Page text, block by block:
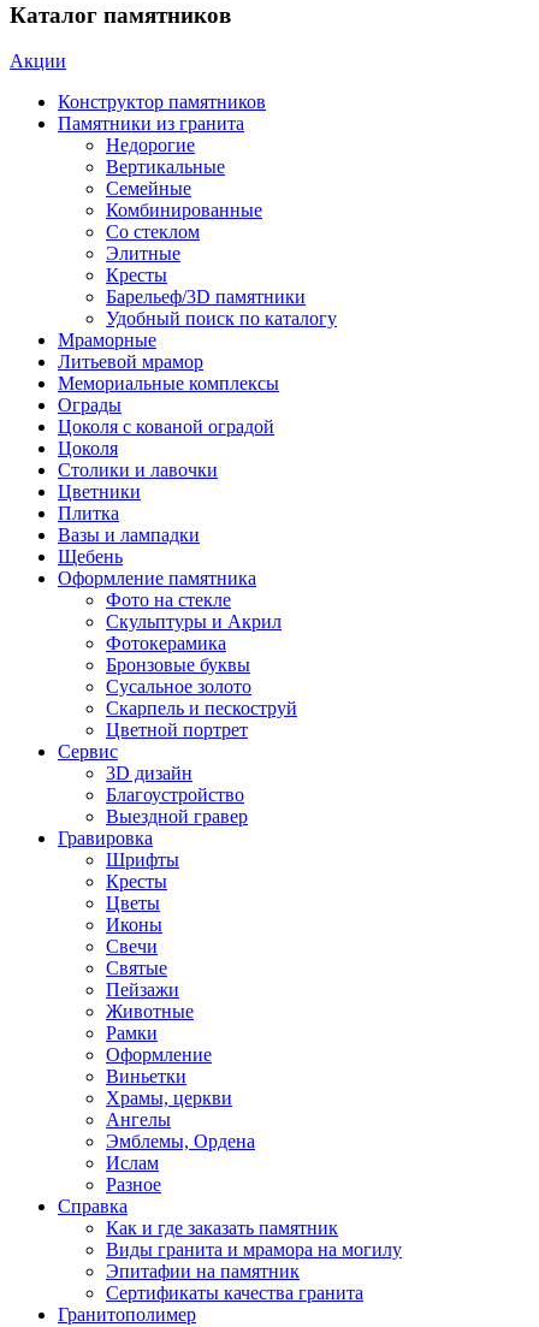
Каталог памятников
Акции
Конструктор памятников
Памятники из гранита
Недорогие
Вертикальные
Семейные
Комбинированные
Со стеклом
Элитные
Кресты
Барельеф/3D памятники
Удобный поиск по каталогу
Мраморные
Литьевой мрамор
Мемориальные комплексы
Ограды
Цоколя с кованой оградой
Цоколя
Столики и лавочки
Цветники
Плитка
Вазы и лампадки
Щебень
Оформление памятника
Фото на стекле
Скульптуры и Акрил
Фотокерамика
Бронзовые буквы
Сусальное золото
Скарпель и пескоструй
Цветной портрет
Сервис
3D дизайн
Благоустройство
Выездной гравер
Гравировка
Шрифты
Кресты
Цветы
Иконы
Свечи
Святые
Пейзажи
Животные
Рамки
Оформление
Виньетки
Храмы, церкви
Ангелы
Эмблемы, Ордена
Ислам
Разное
Справка
Как и где заказать памятник
Виды гранита и мрамора на могилу
Эпитафии на памятник
Сертификаты качества гранита
Гранитополимер